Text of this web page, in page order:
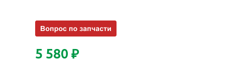
5 580 ₽